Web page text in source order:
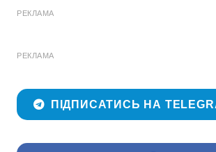
РЕКЛАМА
РЕКЛАМА
ПІДПИСАТИСЬ НА